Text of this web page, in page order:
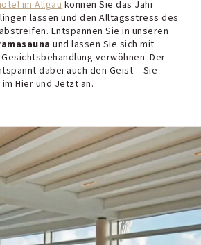
im Allgäu können Sie das Jahr
lassen und den Alltagsstress des
Entspannen Sie in unseren
und lassen Sie sich mit
verwöhnen. Der
dabei auch den Geist – Sie
Hier und Jetzt an.